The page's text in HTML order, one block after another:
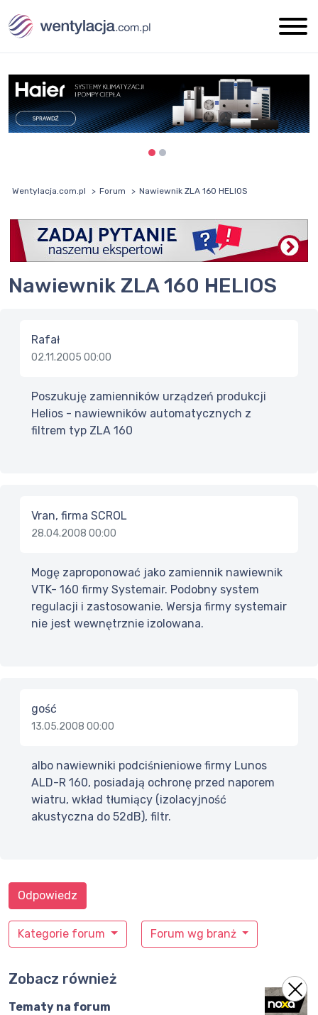
Wentylacja.com.pl Forum Nawiewnik ZLA 160 HELIOS
Nawiewnik ZLA 160 HELIOS
Rafał
02.11.2005 00:00
Poszukuję zamienników urządzeń produkcji
Helios - nawiewników automatycznych z
filtrem typ ZLA 160
Vran, firma SCROL
28.04.2008 00:00
Mogę zaproponować jako zamiennik nawiewnik
VTK- 160 firmy Systemair. Podobny system
regulacji i zastosowanie. Wersja firmy systemair
nie jest wewnętrznie izolowana.
gość
13.05.2008 00:00
albo nawiewniki podciśnieniowe firmy Lunos
ALD-R 160, posiadają ochronę przed naporem
wiatru, wkład tłumiący (izolacyjność
akustyczna do 52dB), filtr.
Kategorie forum Forum wg branż
Odpowiedz
Zobacz również
Tematy na forum